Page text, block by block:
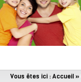
Vous êtes ici :Accueil »